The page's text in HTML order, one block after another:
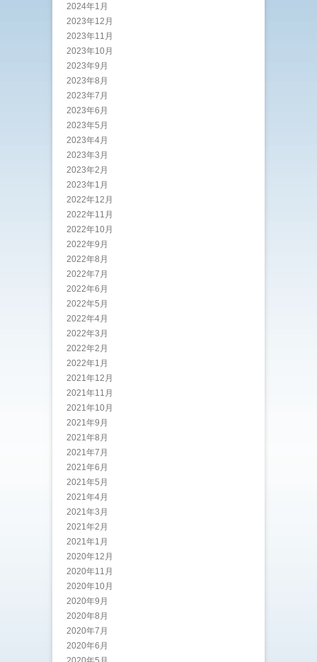
2024年1月
2023年12月
2023年11月
2023年10月
2023年9月
2023年8月
2023年7月
2023年6月
2023年5月
2023年4月
2023年3月
2023年2月
2023年1月
2022年12月
2022年11月
2022年10月
2022年9月
2022年8月
2022年7月
2022年6月
2022年5月
2022年4月
2022年3月
2022年2月
2022年1月
2021年12月
2021年11月
2021年10月
2021年9月
2021年8月
2021年7月
2021年6月
2021年5月
2021年4月
2021年3月
2021年2月
2021年1月
2020年12月
2020年11月
2020年10月
2020年9月
2020年8月
2020年7月
2020年6月